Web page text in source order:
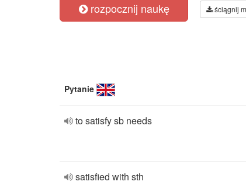
rozpocznij naukę ściągnij
Pytanie
to satisfy sb needs
satisfied with sth